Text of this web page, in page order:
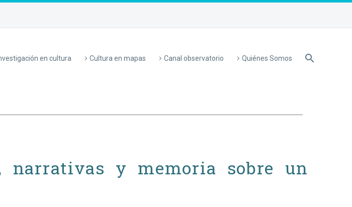
en cultura Cultura en mapas Canal observatorio Quiénes Somos
narrativas y memoria sobre un